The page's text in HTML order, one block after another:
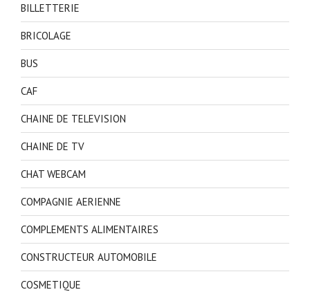
BILLETTERIE
BRICOLAGE
BUS
CAF
CHAINE DE TELEVISION
CHAINE DE TV
CHAT WEBCAM
COMPAGNIE AERIENNE
COMPLEMENTS ALIMENTAIRES
CONSTRUCTEUR AUTOMOBILE
COSMETIQUE